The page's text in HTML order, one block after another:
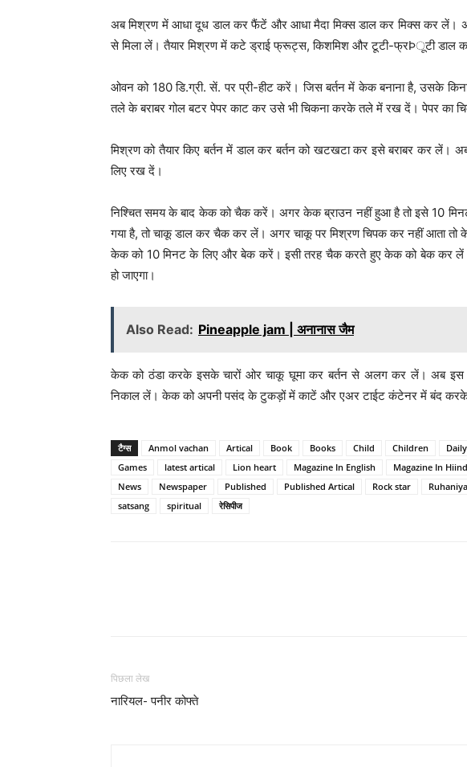
अब मिश्रण में आधा दूध डाल कर फैंटें और आधा मैदा मिक्स डाल कर मिक्स कर लें।
से मिला लें। तैयार मिश्रण में कटे ड्राई फ्रूट्स, किशमिश और टूटी-फ्रÞूटी डाल
ओवन को 180 डि.ग्री. सें. पर प्री-हीट करें। जिस बर्तन में केक बनाना है, उसके
तले के बराबर गोल बटर पेपर काट कर उसे भी चिकना करके तले में रख दें। पेपर का
मिश्रण को तैयार किए बर्तन में डाल कर बर्तन को खटखटा कर इसे बराबर कर
लिए रख दें।
निश्चित समय के बाद केक को चैक करें। अगर केक ब्राउन नहीं हुआ है तो इसे 10
गया है, तो चाकू डाल कर चैक कर लें। अगर चाकू पर मिश्रण चिपक कर नहीं आता तो
केक को 10 मिनट के लिए और बेक करें। इसी तरह चैक करते हुए केक को बेक कर
हो जाएगा।
Also Read: Pineapple jam | अनानास जैम
केक को ठंडा करके इसके चारों ओर चाकू घूमा कर बर्तन से अलग कर लें। अब
निकाल लें। केक को अपनी पसंद के टुकड़ों में काटें और एअर टाईट कंटेनर में बंद करके
टैग्स Anmol vachan Artical Book Books Child Children
Games
latest artical Lion heart Magazine In English Magazine In
News
Newspaper Published Published Artical Rock star
satsang
spiritual रेसिपीज
पिछला लेख
नारियल- पनीर कोफ्ते